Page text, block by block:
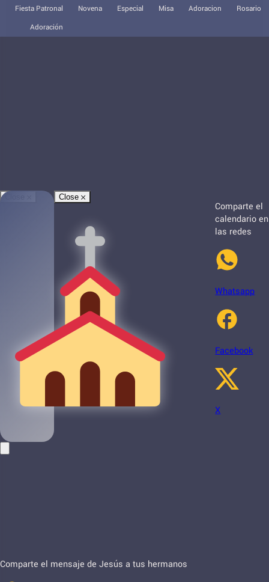
Fiesta Patronal Novena Especial Misa Adoracion
Rosario
Adoración
Close
Comparte el
calendario en
las redes
Whatsapp
Facebook
X
Comparte el mensaje de Jesús a tus hermanos